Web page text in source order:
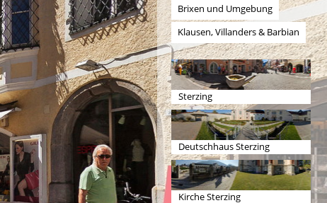
Brixen und Umgebung
Klausen, Villanders & Barbian
Sterzing
Deutschhaus Sterzing
Kirche Sterzing